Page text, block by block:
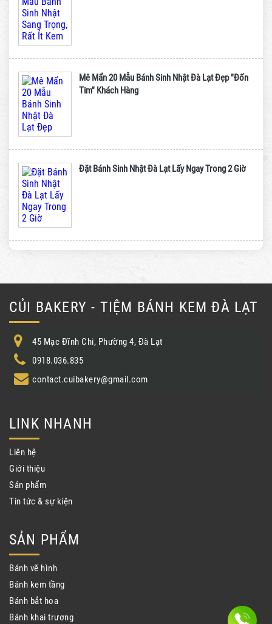
Mê Mẩn 20 Mẫu Bánh Sinh Nhật Đà Lạt Đẹp "Đốn
Tim" Khách Hàng
Đặt Bánh Sinh Nhật Đà Lạt Lấy Ngay Trong 2 Giờ
CỦI BAKERY - TIỆM BÁNH KEM ĐÀ LẠT
45 Mạc Đĩnh Chi, Phường 4, Đà Lạt
0918.036.835
contact.cuibakery@gmail.com
LINK NHANH
Liên hệ
Giới thiệu
Sản phẩm
Tin tức & sự kiện
SẢN PHẨM
Bánh vẽ hình
Bánh kem tầng
Bánh bắt hoa
Bánh khai trương